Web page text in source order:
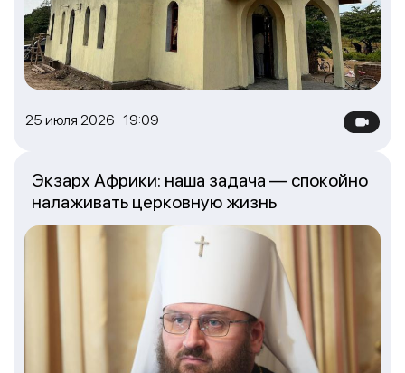
25 июля 2026 19:09
Экзарх Африки: наша задача — спокойно
налаживать церковную жизнь